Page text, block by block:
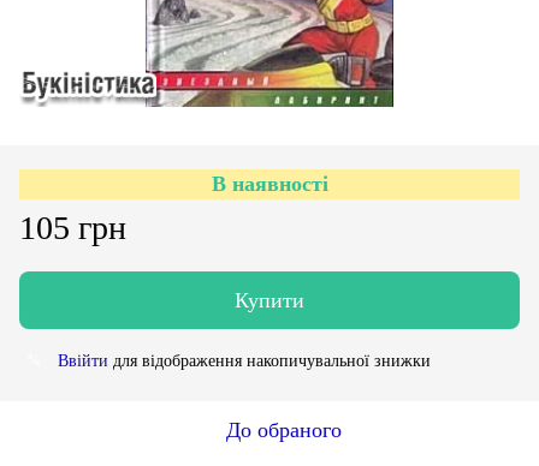
В наявності
105 грн
Купити
Ввійти для відображення накопичувальної знижки
До обраного